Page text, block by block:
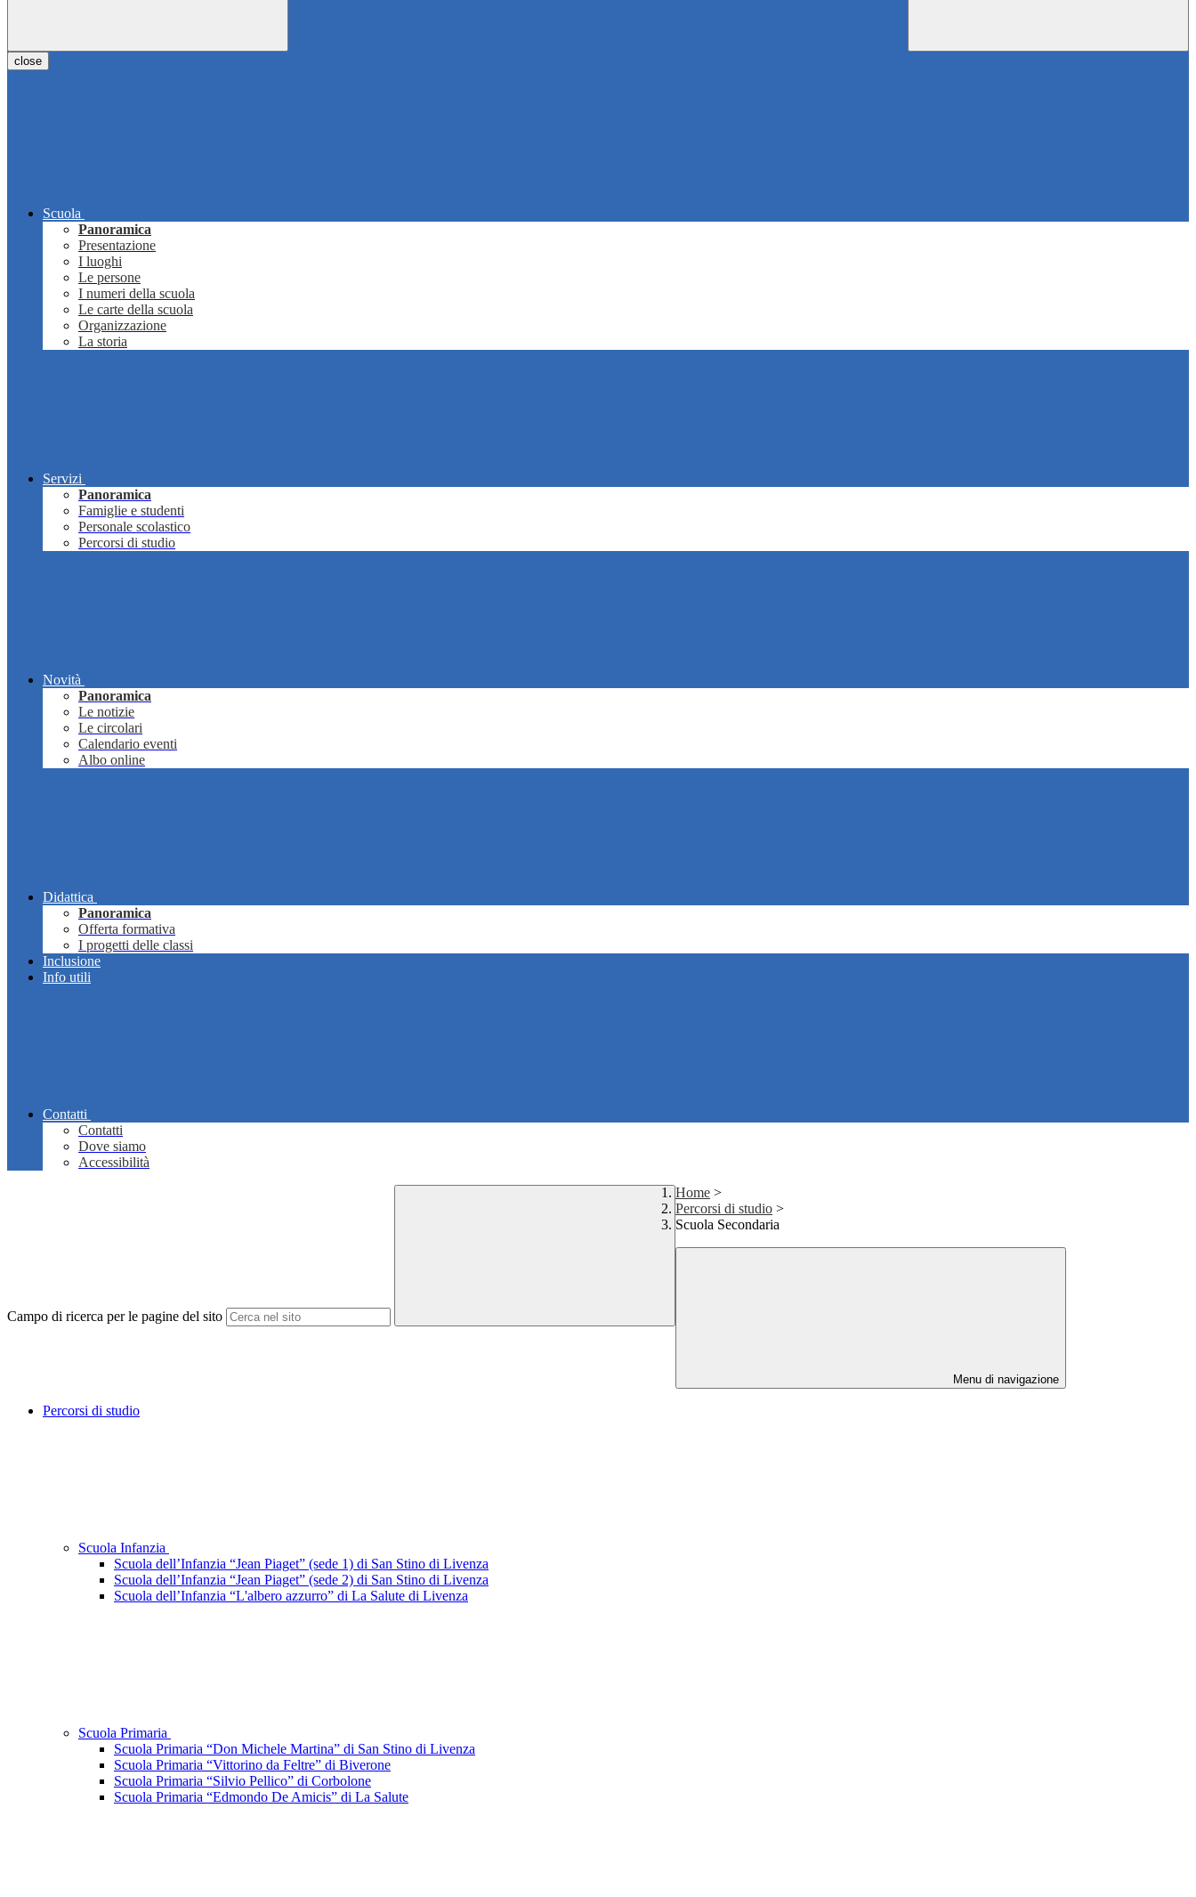
close
Scuola
Panoramica
Presentazione
I luoghi
Le persone
I numeri della scuola
Le carte della scuola
Organizzazione
La storia
Servizi
Panoramica
Famiglie e studenti
Personale scolastico
Percorsi di studio
Novità
Panoramica
Le notizie
Le circolari
Calendario eventi
Albo online
Didattica
Panoramica
Offerta formativa
I progetti delle classi
Inclusione
Info utili
Contatti
Contatti
Dove siamo
Accessibilità
Campo di ricerca per le pagine del sito
Home >
Percorsi di studio >
Scuola Secondaria
Menu di navigazione
Percorsi di studio
Scuola Infanzia
Scuola dell’Infanzia “Jean Piaget” (sede 1) di San Stino di Livenza
Scuola dell’Infanzia “Jean Piaget” (sede 2) di San Stino di Livenza
Scuola dell’Infanzia “L'albero azzurro” di La Salute di Livenza
Scuola Primaria
Scuola Primaria “Don Michele Martina” di San Stino di Livenza
Scuola Primaria “Vittorino da Feltre” di Biverone
Scuola Primaria “Silvio Pellico” di Corbolone
Scuola Primaria “Edmondo De Amicis” di La Salute